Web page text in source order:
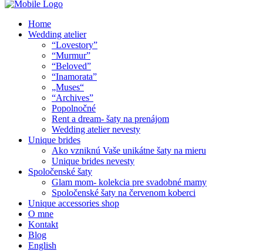
Home
Wedding atelier
“Lovestory”
“Murmur”
“Beloved”
“Inamorata”
„Muses“
“Archives”
Popolnočné
Rent a dream- šaty na prenájom
Wedding atelier nevesty
Unique brides
Ako vzniknú Vaše unikátne šaty na mieru
Unique brides nevesty
Spoločenské šaty
Glam mom- kolekcia pre svadobné mamy
Spoločenské šaty na červenom koberci
Unique accessories shop
O mne
Kontakt
Blog
English